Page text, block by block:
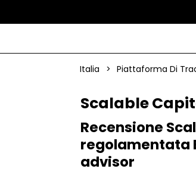
Italia > Piattaforma Di
Scalable
Recensione
regolamentata
advisor